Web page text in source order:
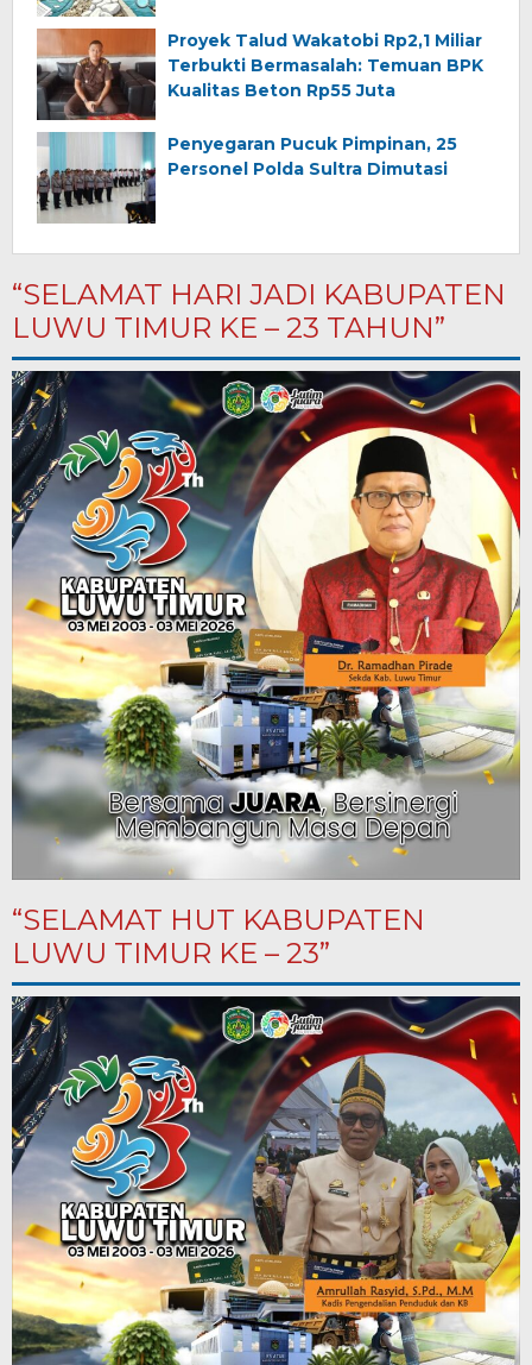
Proyek Talud Wakatobi Rp2,1 Miliar
Terbukti Bermasalah: Temuan BPK
Kualitas Beton Rp55 Juta
Penyegaran Pucuk Pimpinan, 25
Personel Polda Sultra Dimutasi
“SELAMAT HARI JADI KABUPATEN
LUWU TIMUR KE – 23 TAHUN”
“SELAMAT HUT KABUPATEN
LUWU TIMUR KE – 23”